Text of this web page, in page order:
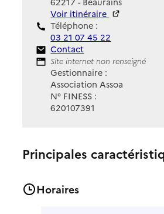
Voir itinéraire
Téléphone :
03 21 07 45 22
Contact
Contact
Site Internet
Site internet non renseigné
Gestionnaire :
Association Assoa
N° FINESS :
620107391
Principales
Horaires